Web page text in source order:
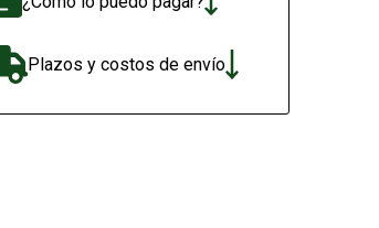
Plazos y costos de envío